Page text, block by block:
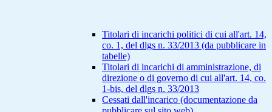
Titolari di incarichi politici di cui all'art. 14,
co. 1, del dlgs n. 33/2013 (da pubblicare in
tabelle)
Titolari di incarichi di amministrazione, di
direzione o di governo di cui all'art. 14, co.
1-bis, del dlgs n. 33/2013
Cessati dall'incarico (documentazione da